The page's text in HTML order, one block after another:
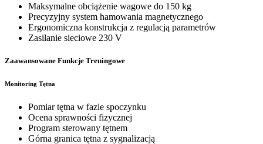
Maksymalne obciążenie wagowe do 150 kg
Precyzyjny system hamowania magnetycznego
Ergonomiczna konstrukcja z regulacją parametrów
Zasilanie sieciowe 230 V
Zaawansowane Funkcje Treningowe
Monitoring Tętna
Pomiar tętna w fazie spoczynku
Ocena sprawności fizycznej
Program sterowany tętnem
Górna granica tętna z sygnalizacją